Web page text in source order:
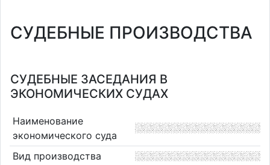
СУДЕБНЫЕ ПРОИЗВОДСТВА
СУДЕБНЫЕ ЗАСЕДАНИЯ В
ЭКОНОМИЧЕСКИХ СУДАХ
Наименование
экономического суда
Вид производства